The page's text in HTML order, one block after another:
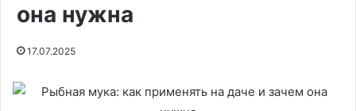
она нужна
17.07.2025